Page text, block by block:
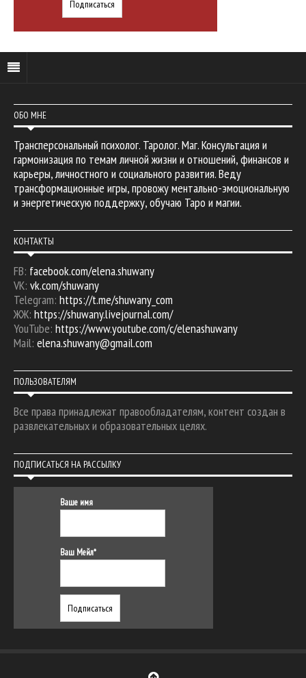
ОБО МНЕ
Трансперсональный психолог. Таролог. Маг. Консультация и
гармонизация по темам личной жизни и отношений, финансов и
карьеры, личностного и социального развития. Веду
трансформационные игры, провожу ментально-эмоциональную
и энергетическую поддержку, обучаю Таро и магии.
КОНТАКТЫ
FB: facebook.com/elena.shuwany
VK: vk.com/shuwany
Telegram: https://t.me/shuwany_com
ЖЖ: https://shuwany.livejournal.com/
YouTube: https://www.youtube.com/c/elenashuwany
Mail: elena.shuwany@gmail.com
ПОЛЬЗОВАТЕЛЯМ
Все права принадлежат правообладателям, контент создан в
развлекательных и образовательных целях.
ПОДПИСАТЬСЯ НА РАССЫЛКУ
Ваше имя
Ваш Мейл*